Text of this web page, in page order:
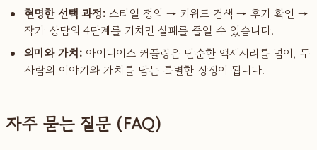
현명한 선택 과정: 스타일 정의 → 키워드 검색 → 후기 확인 →
작가 상담의 4단계를 거치면 실패를 줄일 수 있습니다.
의미와 가치: 아이디어스 커플링은 단순한 액세서리를 넘어, 두
사람의 이야기와 가치를 담는 특별한 상징이 됩니다.
자주 묻는 질문 (FAQ)